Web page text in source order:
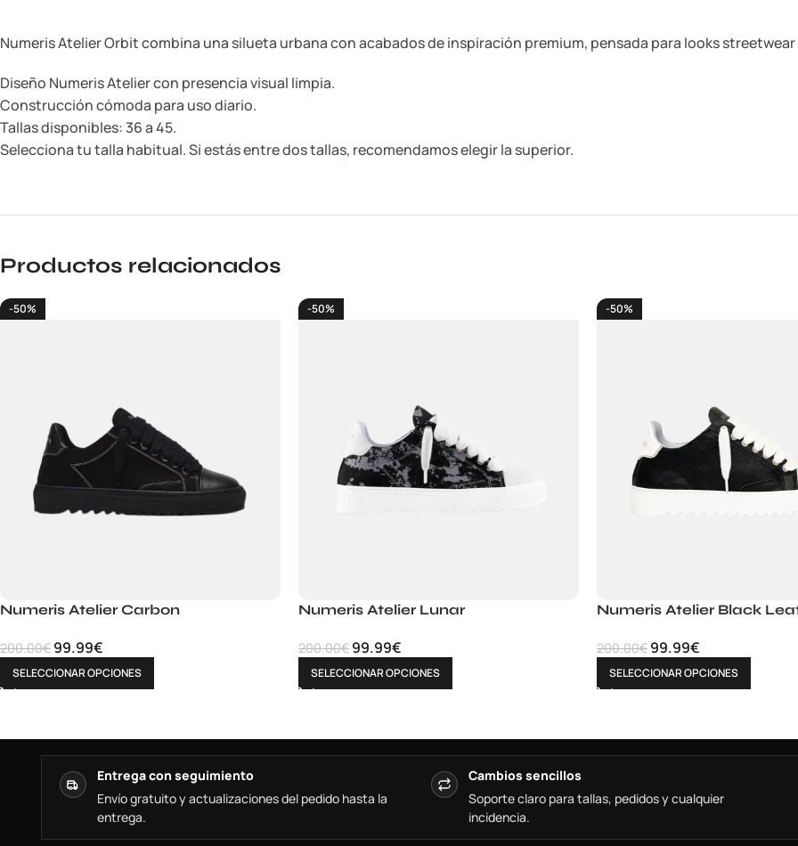
Numeris Atelier Orbit combina una silueta urbana con acabados de inspiración premium, pensada para looks
Diseño Numeris Atelier con presencia visual limpia.
Construcción cómoda para uso diario.
Tallas disponibles: 36 a 45.
Selecciona tu talla habitual. Si estás entre dos tallas, recomendamos elegir la superior.
Productos relacionados
-50%
Numeris Atelier Carbon
200.00€ 99.99€
SELECCIONAR OPCIONES
-50%
Numeris Atelier Lunar
200.00€ 99.99€
SELECCIONAR OPCIONES
-50%
Numeris Atelier Black
200.00€ 99.99€
SELECCIONAR OPCIONES
Entrega con seguimiento
Envío gratuito y actualizaciones del pedido hasta la
entrega.
Cambios sencillos
Soporte claro para tallas, pedidos y cualquier
incidencia.